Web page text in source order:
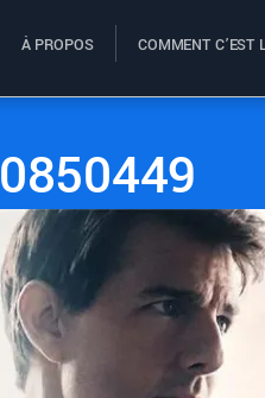
À PROPOS COMMENT C’EST
0850449